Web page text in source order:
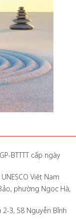
BTTTT cấp ngày
Việt Nam
phường Ngọc Hà,
2-3, 58 Nguyễn Bỉnh